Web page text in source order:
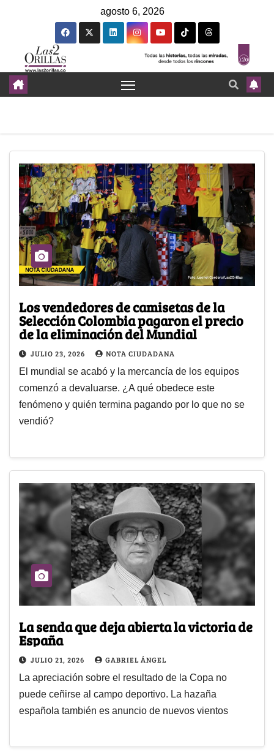
agosto 6, 2026
Los vendedores de camisetas de la
Selección Colombia pagaron el precio
de la eliminación del Mundial
JULIO 23, 2026 NOTA CIUDADANA
El mundial se acabó y la mercancía de los equipos
comenzó a devaluarse. ¿A qué obedece este
fenómeno y quién termina pagando por lo que no se
vendió?
La senda que deja abierta la victoria de
España
JULIO 21, 2026 GABRIEL ÁNGEL
La apreciación sobre el resultado de la Copa no
puede ceñirse al campo deportivo. La hazaña
española también es anuncio de nuevos vientos